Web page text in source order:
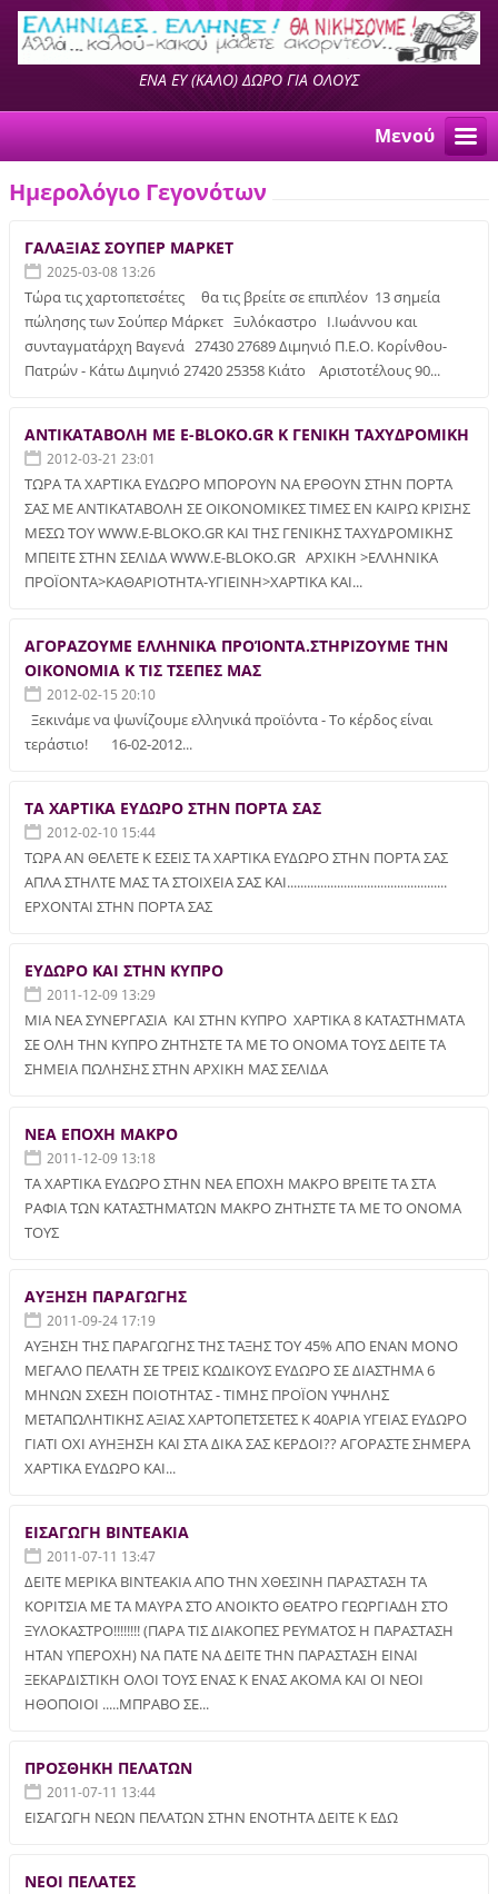
ΕΝΑ ΕΥ (ΚΑΛΟ) ΔΩΡΟ ΓΙΑ ΟΛΟΥΣ
Μενού
Ημερολόγιο Γεγονότων
ΓΑΛΑΞΙΑΣ ΣΟΥΠΕΡ ΜΑΡΚΕΤ
2025-03-08 13:26
Τώρα τις χαρτοπετσέτες θα τις βρείτε σε επιπλέον 13 σημεία
πώλησης των Σούπερ Μάρκετ Ξυλόκαστρο Ι.Ιωάννου και
συνταγματάρχη Βαγενά 27430 27689 Διμηνιό Π.Ε.Ο. Κορίνθου-
Πατρών - Κάτω Διμηνιό 27420 25358 Κιάτο Αριστοτέλους 90...
ΑΝΤΙΚΑΤΑΒΟΛΗ ΜΕ E-BLOKO.GR Κ ΓΕΝΙΚΗ ΤΑΧΥΔΡΟΜΙΚΗ
2012-03-21 23:01
ΤΩΡΑ ΤΑ ΧΑΡΤΙΚΑ ΕΥΔΩΡΟ ΜΠΟΡΟΥΝ ΝΑ ΕΡΘΟΥΝ ΣΤΗΝ ΠΟΡΤΑ
ΣΑΣ ΜΕ ΑΝΤΙΚΑΤΑΒΟΛΗ ΣΕ ΟΙΚΟΝΟΜΙΚΕΣ ΤΙΜΕΣ ΕΝ ΚΑΙΡΩ ΚΡΙΣΗΣ
ΜΕΣΩ ΤΟΥ WWW.E-BLOKO.GR ΚΑΙ ΤΗΣ ΓΕΝΙΚΗΣ ΤΑΧΥΔΡΟΜΙΚΗΣ
ΜΠΕΙΤΕ ΣΤΗΝ ΣΕΛΙΔΑ WWW.E-BLOKO.GR ΑΡΧΙΚΗ >ΕΛΛΗΝΙΚΑ
ΠΡΟΪΟΝΤΑ>ΚΑΘΑΡΙΟΤΗΤΑ-ΥΓΙΕΙΝΗ>ΧΑΡΤΙΚΑ ΚΑΙ...
AΓΟΡΑΖΟΥΜΕ ΕΛΛΗΝΙΚΑ ΠΡΟΊΟΝΤΑ.ΣΤΗΡΙΖΟΥΜΕ ΤΗΝ
ΟΙΚΟΝΟΜΙΑ Κ ΤΙΣ ΤΣΕΠΕΣ ΜΑΣ
2012-02-15 20:10
Ξεκινάμε να ψωνίζουμε ελληνικά προϊόντα - Το κέρδος είναι
τεράστιο! 16-02-2012...
TA ΧΑΡΤΙΚΑ ΕΥΔΩΡΟ ΣΤΗΝ ΠΟΡΤΑ ΣΑΣ
2012-02-10 15:44
ΤΩΡΑ ΑΝ ΘΕΛΕΤΕ Κ ΕΣΕΙΣ ΤΑ ΧΑΡΤΙΚΑ ΕΥΔΩΡΟ ΣΤΗΝ ΠΟΡΤΑ ΣΑΣ
ΑΠΛΑ ΣΤΗΛΤΕ ΜΑΣ ΤΑ ΣΤΟΙΧΕΙΑ ΣΑΣ ΚΑΙ................................................
ΕΡΧΟΝΤΑΙ ΣΤΗΝ ΠΟΡΤΑ ΣΑΣ
ΕΥΔΩΡΟ ΚΑΙ ΣΤΗΝ ΚΥΠΡΟ
2011-12-09 13:29
ΜΙΑ ΝΕΑ ΣΥΝΕΡΓΑΣΙΑ ΚΑΙ ΣΤΗΝ ΚΥΠΡΟ ΧΑΡΤΙΚΑ 8 ΚΑΤΑΣΤΗΜΑΤΑ
ΣΕ ΟΛΗ ΤΗΝ ΚΥΠΡΟ ΖΗΤΗΣΤΕ ΤΑ ΜΕ ΤΟ ΟΝΟΜΑ ΤΟΥΣ ΔΕΙΤΕ ΤΑ
ΣΗΜΕΙΑ ΠΩΛΗΣΗΣ ΣΤΗΝ ΑΡΧΙΚΗ ΜΑΣ ΣΕΛΙΔΑ
ΝΕΑ ΕΠΟΧΗ ΜΑΚΡΟ
2011-12-09 13:18
ΤΑ ΧΑΡΤΙΚΑ ΕΥΔΩΡΟ ΣΤΗΝ ΝΕΑ ΕΠΟΧΗ ΜΑΚΡΟ ΒΡΕΙΤΕ ΤΑ ΣΤΑ
ΡΑΦΙΑ ΤΩΝ ΚΑΤΑΣΤΗΜΑΤΩΝ ΜΑΚΡΟ ΖΗΤΗΣΤΕ ΤΑ ΜΕ ΤΟ ΟΝΟΜΑ
ΤΟΥΣ
ΑΥΞΗΣΗ ΠΑΡΑΓΩΓΗΣ
2011-09-24 17:19
ΑΥΞΗΣΗ ΤΗΣ ΠΑΡΑΓΩΓΗΣ ΤΗΣ ΤΑΞΗΣ ΤΟΥ 45% ΑΠΟ ΕΝΑΝ ΜΟΝΟ
ΜΕΓΑΛΟ ΠΕΛΑΤΗ ΣΕ ΤΡΕΙΣ ΚΩΔΙΚΟΥΣ ΕΥΔΩΡΟ ΣΕ ΔΙΑΣΤΗΜΑ 6
ΜΗΝΩΝ ΣΧΕΣΗ ΠΟΙΟΤΗΤΑΣ - ΤΙΜΗΣ ΠΡΟΪΟΝ ΥΨΗΛΗΣ
ΜΕΤΑΠΩΛΗΤΙΚΗΣ ΑΞΙΑΣ ΧΑΡΤΟΠΕΤΣΕΤΕΣ Κ 40ΑΡΙΑ ΥΓΕΙΑΣ ΕΥΔΩΡΟ
ΓΙΑΤΙ ΟΧΙ ΑΥΗΞΗΣΗ ΚΑΙ ΣΤΑ ΔΙΚΑ ΣΑΣ ΚΕΡΔΟΙ?? ΑΓΟΡΑΣΤΕ ΣΗΜΕΡΑ
ΧΑΡΤΙΚΑ ΕΥΔΩΡΟ ΚΑΙ...
ΕΙΣΑΓΩΓΗ ΒΙΝΤΕΑΚΙΑ
2011-07-11 13:47
ΔΕΙΤΕ ΜΕΡΙΚΑ ΒΙΝΤΕΑΚΙΑ ΑΠΟ ΤΗΝ ΧΘΕΣΙΝΗ ΠΑΡΑΣΤΑΣΗ ΤΑ
ΚΟΡΙΤΣΙΑ ΜΕ ΤΑ ΜΑΥΡΑ ΣΤΟ ΑΝΟΙΚΤΟ ΘΕΑΤΡΟ ΓΕΩΡΓΙΑΔΗ ΣΤΟ
ΞΥΛΟΚΑΣΤΡΟ!!!!!!!! (ΠΑΡΑ ΤΙΣ ΔΙΑΚΟΠΕΣ ΡΕΥΜΑΤΟΣ Η ΠΑΡΑΣΤΑΣΗ
ΗΤΑΝ ΥΠΕΡΟΧΗ) ΝΑ ΠΑΤΕ ΝΑ ΔΕΙΤΕ ΤΗΝ ΠΑΡΑΣΤΑΣΗ ΕΙΝΑΙ
ΞΕΚΑΡΔΙΣΤΙΚΗ ΟΛΟΙ ΤΟΥΣ ΕΝΑΣ Κ ΕΝΑΣ ΑΚΟΜΑ ΚΑΙ ΟΙ ΝΕΟΙ
ΗΘΟΠΟΙΟΙ .....ΜΠΡΑΒΟ ΣΕ...
ΠΡΟΣΘΗΚΗ ΠΕΛΑΤΩΝ
2011-07-11 13:44
ΕΙΣΑΓΩΓΗ ΝΕΩΝ ΠΕΛΑΤΩΝ ΣΤΗΝ ΕΝΟΤΗΤΑ ΔΕΙΤΕ Κ ΕΔΩ
ΝΕΟΙ ΠΕΛΑΤΕΣ